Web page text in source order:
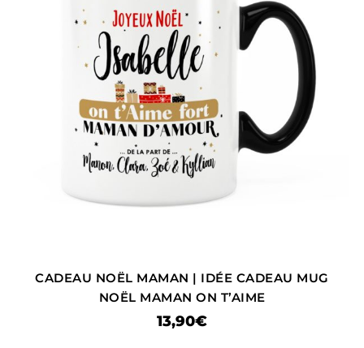
CADEAU NOËL MAMAN | IDÉE CADEAU MUG
NOËL MAMAN ON T’AIME
13,90€